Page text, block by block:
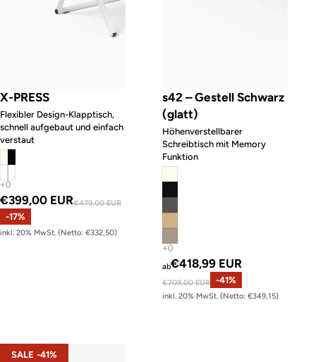
X-PRESS
Flexibler Design-Klapptisch,
schnell aufgebaut und einfach
verstaut
Angebotspreis
€399,00 EURNormaler Preis
€479,00 EUR
-17%
inkl. 20% MwSt. (Netto: €332,50)
s42 – Gestell Schwarz
(glatt)
Höhenverstellbarer
Schreibtisch mit Memory
Funktion
abAngebotspreis
€418,99 EUR
Normaler Preis
€709,00 EUR -41%
inkl. 20% MwSt. (Netto: €349,15)
s42 – Gestell Weiß (glatt)
SALE -41%